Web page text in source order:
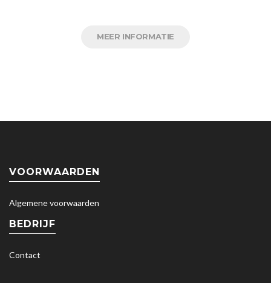
MEER INFORMATIE
VOORWAARDEN
Algemene voorwaarden
BEDRIJF
Contact